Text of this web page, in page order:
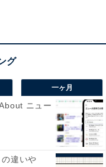
一ヶ月
ニュー
の違いや